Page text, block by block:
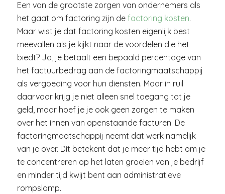
Een van de grootste zorgen van ondernemers als
het gaat om factoring zijn de factoring kosten.
Maar wist je dat factoring kosten eigenlijk best
meevallen als je kijkt naar de voordelen die het
biedt? Ja, je betaalt een bepaald percentage van
het factuurbedrag aan de factoringmaatschappij
als vergoeding voor hun diensten. Maar in ruil
daarvoor krijg je niet alleen snel toegang tot je
geld, maar hoef je je ook geen zorgen te maken
over het innen van openstaande facturen. De
factoringmaatschappij neemt dat werk namelijk
van je over. Dit betekent dat je meer tijd hebt om je
te concentreren op het laten groeien van je bedrijf
en minder tijd kwijt bent aan administratieve
rompslomp.